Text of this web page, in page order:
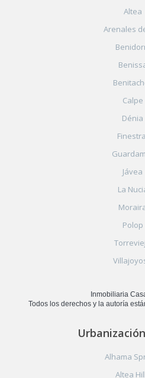
Altea
Arenales
Calpe
Dénia
Jávea
La
Polop
Inmobiliaria
Todos los derechos y la autoría
Alhama
Altea